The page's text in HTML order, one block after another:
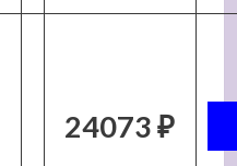
24073 ₽